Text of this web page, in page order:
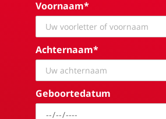
Voornaam*
Achternaam*
Geboortedatum